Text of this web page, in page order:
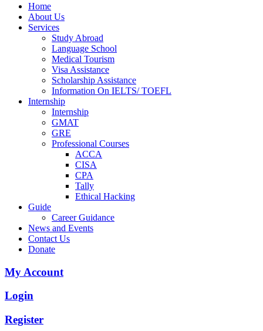
Home
About Us
Services
Study Abroad
Language School
Medical Tourism
Visa Assistance
Scholarship Assistance
Information On IELTS/ TOEFL
Internship
Internship
GMAT
GRE
Professional Courses
ACCA
CISA
CPA
Tally
Ethical Hacking
Guide
Career Guidance
News and Events
Contact Us
Donate
My Account
Login
Register